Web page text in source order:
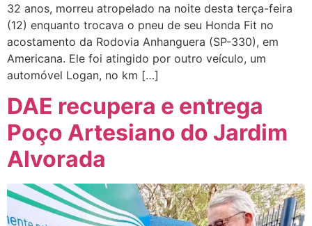
32 anos, morreu atropelado na noite desta terça-feira
(12) enquanto trocava o pneu de seu Honda Fit no
acostamento da Rodovia Anhanguera (SP-330), em
Americana. Ele foi atingido por outro veículo, um
automóvel Logan, no km […]
DAE recupera e entrega
Poço Artesiano do Jardim
Alvorada